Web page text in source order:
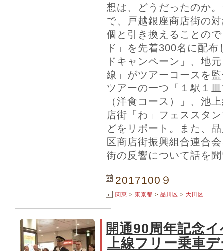
想は、どうだったのか
で、戸越銀座商店街の
個と引き換えることの
ド」を先着300名に配
ドキャンペーン」、地
線」がツアーコースを
ツアーの一つ「１駅１
（洋食コース）」、池
店街「わ」フェススタ
どをリポート。また、
区商店街振興組合連合
街の反響について話を
2017100９
関東 > 東京都 > 品川区 > 大田区
開通90周年記念
上線フリー乗車